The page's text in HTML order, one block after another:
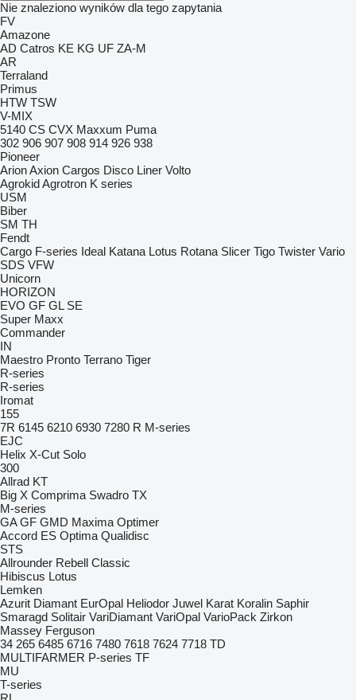
Nie znaleziono wyników dla tego zapytania
FV
Amazone
AD Catros KE KG UF ZA-M
AR
Terraland
Primus
HTW TSW
V-MIX
5140 CS CVX Maxxum Puma
302 906 907 908 914 926 938
Pioneer
ArionAxion Cargos Disco Liner Volto
AgrokidAgrotron K series
USM
Biber
SM TH
Fendt
Cargo F-series Ideal Katana Lotus Rotana Slicer Tigo Twister Vario
SDS VFW
Unicorn
HORIZON
EVO GF GL SE
Super Maxx
Commander
IN
Maestro Pronto Terrano Tiger
R-series
R-series
Iromat
155
7R 6145 6210 6930 7280 R M-series
EJC
Helix X-Cut Solo
300
Allrad KT
Big X Comprima Swadro TX
M-series
GA GF GMD Maxima Optimer
Accord ES Optima Qualidisc
STS
Allrounder Rebell Classic
Hibiscus Lotus
Lemken
Azurit Diamant EurOpal Heliodor Juwel Karat Koralin Saphir
Smaragd Solitair VariDiamant VariOpal VarioPack Zirkon
Massey Ferguson
34 265 6485 6716 7480 7618 7624 7718 TD
MULTIFARMER P-series TF
MU
T-series